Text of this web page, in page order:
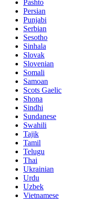
Pashto
Persian
Punjabi
Serbian
Sesotho
Sinhala
Slovak
Slovenian
Somali
Samoan
Scots Gaelic
Shona
Sindhi
Sundanese
Swahili
Tajik
Tamil
Telugu
Thai
Ukrainian
Urdu
Uzbek
Vietnamese